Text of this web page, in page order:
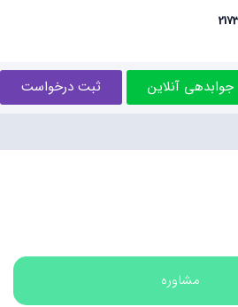
جوابدهی آنلاین ثبت درخواست
مشاوره